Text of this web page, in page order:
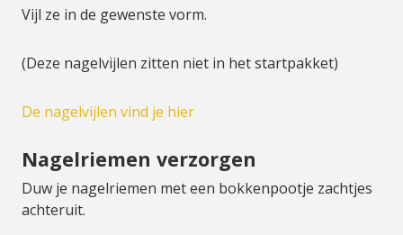
Vijl ze in de gewenste vorm.
(Deze nagelvijlen zitten niet in het startpakket)
De nagelvijlen vind je hier
Nagelriemen verzorgen
Duw je nagelriemen met een bokkenpootje zachtjes
achteruit.